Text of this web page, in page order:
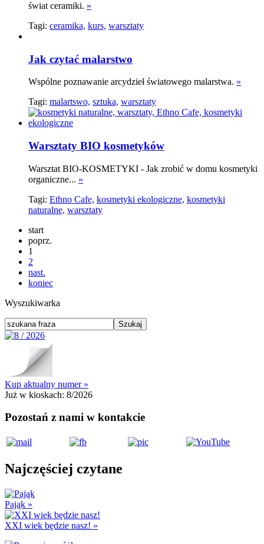
świat ceramiki. »
Tagi: ceramika, kurs, warsztaty
Jak czytać malarstwo
Wspólne poznawanie arcydzieł światowego malarstwa. »
Tagi: malartswo, sztuka, warsztaty
Warsztaty BIO kosmetyków
Warsztat BIO-KOSMETYKI - Jak zrobić w domu kosmetyki
organiczne... »
Tagi: Ethno Cafe, kosmetyki ekologiczne, kosmetyki
naturalne, warsztaty
start
poprz.
1
2
nast.
koniec
Wyszukiwarka
Kup aktualny numer »
Już w kioskach: 8/2026
Pozostań z nami w kontakcie
Najczęściej czytane
Pająk »
XXI wiek będzie nasz! »